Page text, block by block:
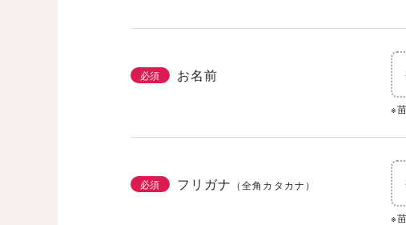
必須 お名前
※
必須 フリガナ （全角カタカナ）
※